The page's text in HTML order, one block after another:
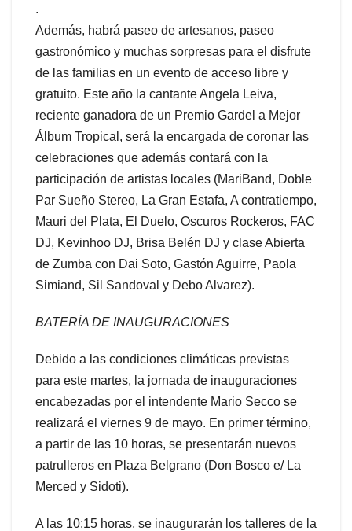
.
Además, habrá paseo de artesanos, paseo
gastronómico y muchas sorpresas para el disfrute
de las familias en un evento de acceso libre y
gratuito. Este año la cantante Angela Leiva,
reciente ganadora de un Premio Gardel a Mejor
Álbum Tropical, será la encargada de coronar las
celebraciones que además contará con la
participación de artistas locales (MariBand, Doble
Par Sueño Stereo, La Gran Estafa, A contratiempo,
Mauri del Plata, El Duelo, Oscuros Rockeros, FAC
DJ, Kevinhoo DJ, Brisa Belén DJ y clase Abierta
de Zumba con Dai Soto, Gastón Aguirre, Paola
Simiand, Sil Sandoval y Debo Alvarez).
BATERÍA DE INAUGURACIONES
Debido a las condiciones climáticas previstas
para este martes, la jornada de inauguraciones
encabezadas por el intendente Mario Secco se
realizará el viernes 9 de mayo. En primer término,
a partir de las 10 horas, se presentarán nuevos
patrulleros en Plaza Belgrano (Don Bosco e/ La
Merced y Sidoti).
A las 10:15 horas, se inaugurarán los talleres de la